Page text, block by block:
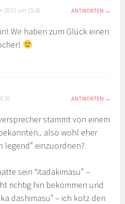
2015 um 15:36 ANTWORTEN
Wir haben zum Glück einen
ANTWORTEN
stammt von einem
also wohl eher
legend” einzuordnen?
sein “itadakimasu” –
richtig hin bekommen und
dashimasu” – ich kotz den